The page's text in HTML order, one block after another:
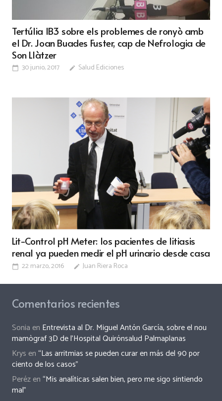
Tertúlia IB3 sobre els problemes de ronyò amb
el Dr. Joan Buades Fuster, cap de Nefrologia de
Son Llàtzer
calendar_today 30 junio, 2017 edit Salud Ediciones
Lit-Control pH Meter: los pacientes de litiasis
renal ya pueden medir el pH urinario desde casa
calendar_today 22 marzo, 2016 edit Juan Riera Roca
Comentarios recientes
Sonia en Entrevista al Dr. Miguel Antón García, sobre el nou
mamògraf 3D de l’Hospital Quirónsalud Palmaplanas
Krys en“Las arritmias se pueden curar en más del 90 por
ciento de los casos”
Perézen“Mis analíticas salen bien, pero me sigo sintiendo
mal”